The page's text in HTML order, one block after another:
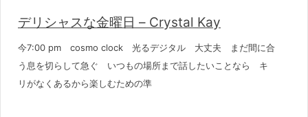
デリシャスな金曜日 – Crystal Kay
今7:00 pm cosmo clock 光るデジタル 大丈夫 まだ間に合
う息を切らして急ぐ いつもの場所まで話したいことなら キ
リがなくあるから楽しむための準